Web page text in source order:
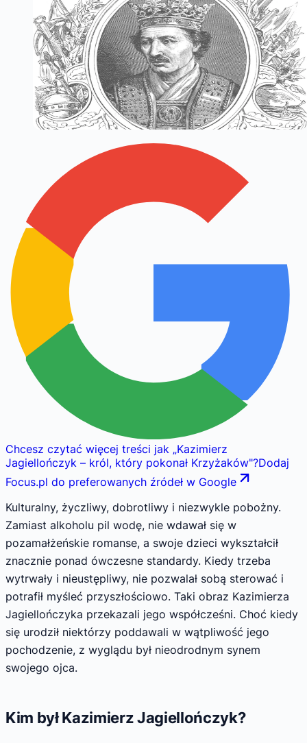
Chcesz czytać więcej treści jak „Kazimierz
Jagiellończyk – król, który pokonał Krzyżaków"?Dodaj
Focus.pl do preferowanych źródeł w Google
Kulturalny, życzliwy, dobrotliwy i niezwykle pobożny.
Zamiast alkoholu pil wodę, nie wdawał się w
pozamałżeńskie romanse, a swoje dzieci wykształcił
znacznie ponad ówczesne standardy. Kiedy trzeba
wytrwały i nieustępliwy, nie pozwalał sobą sterować i
potrafił myśleć przyszłościowo. Taki obraz Kazimierza
Jagiellończyka przekazali jego współcześni. Choć kiedy
się urodził niektórzy poddawali w wątpliwość jego
pochodzenie, z wyglądu był nieodrodnym synem
swojego ojca.
Kim był Kazimierz Jagiellończyk?